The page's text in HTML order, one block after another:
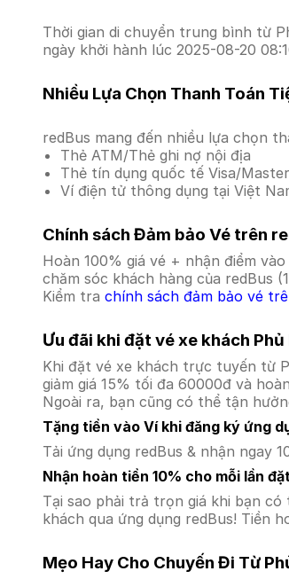
Thời gian di chuyển trung bình từ
ngày khởi hành lúc 2025-08-20
Nhiều Lựa Chọn Thanh Toán
redBus mang đến nhiều lựa chọn
Thẻ ATM/Thẻ ghi nợ nội địa
Thẻ tín dụng quốc tế Visa/
Ví điện tử thông dụng tại Việt
Chính sách Đảm bảo Vé trên
Hoàn 100% giá vé + nhận điểm
chăm sóc khách hàng của redBus
Kiểm tra chính sách đảm bảo vé
Ưu đãi khi đặt vé xe khách
Khi đặt vé xe khách trực tuyến từ
giảm giá 15% tối đa 60000đ và
Ngoài ra, bạn cũng có thể tận
Tặng tiền vào Ví khi đăng ký ứng
Tải ứng dụng redBus & nhận ngay
Nhận hoàn tiền 10% cho mỗi lần
Tại sao phải trả trọn giá khi bạn
khách qua ứng dụng redBus! Tiền
Mẹo Hay Cho Chuyến Đi Từ